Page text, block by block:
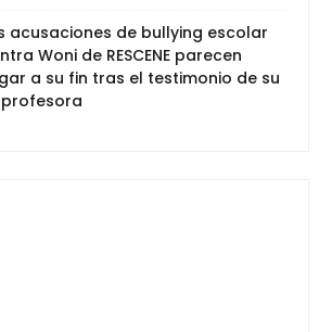
acusaciones de bullying escolar
Woni de RESCENE parecen
a su fin tras el testimonio de su
profesora